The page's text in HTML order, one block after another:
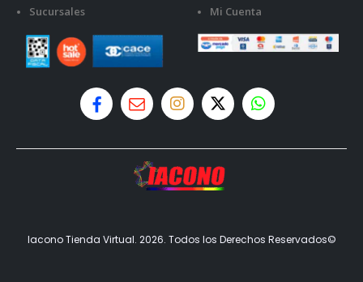
Sucursales
Mi Cuenta
Iacono Tienda Virtual. 2026. Todos los Derechos Reservados©